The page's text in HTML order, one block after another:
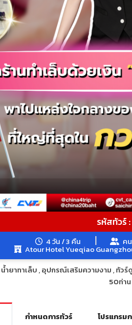
รหัสทัวร์ :
4 วัน / 3 คืน ค
Atour Hotel Yueqiao
น้ำยาทาเล็บ,อุปกรณ์เสริมความงาม,ทัวร์
50ท่าน
กำหนดการทัวร์ โปรแกรม